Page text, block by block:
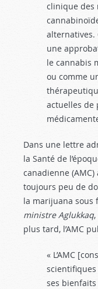
clinique des
alternatives.
une
le cannabis
ou comme
actuelles de
Dans une lettre
la Santé de
canadienne (AMC)
toujours peu de
la marijuana sous
ministre Aglukkaq
plus tard, l’AMC
« L’AMC
ses